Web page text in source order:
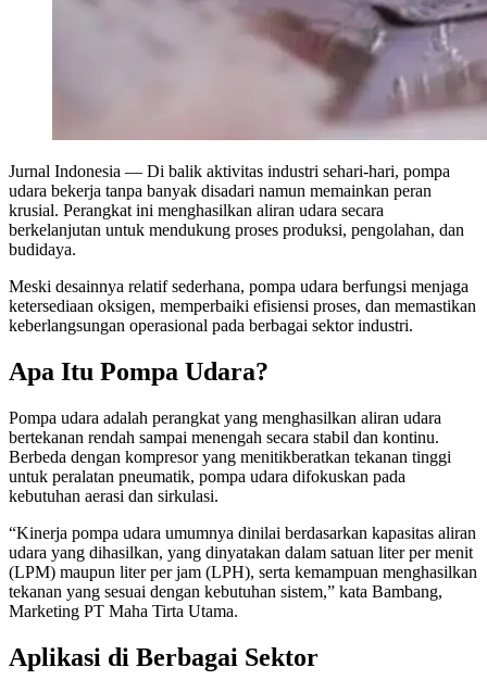
Jurnal Indonesia — Di balik aktivitas industri sehari-hari, pompa
udara bekerja tanpa banyak disadari namun memainkan peran
krusial. Perangkat ini menghasilkan aliran udara secara
berkelanjutan untuk mendukung proses produksi, pengolahan, dan
budidaya.
Meski desainnya relatif sederhana, pompa udara berfungsi menjaga
ketersediaan oksigen, memperbaiki efisiensi proses, dan memastikan
keberlangsungan operasional pada berbagai sektor industri.
Apa Itu Pompa Udara?
Pompa udara adalah perangkat yang menghasilkan aliran udara
bertekanan rendah sampai menengah secara stabil dan kontinu.
Berbeda dengan kompresor yang menitikberatkan tekanan tinggi
untuk peralatan pneumatik, pompa udara difokuskan pada
kebutuhan aerasi dan sirkulasi.
“Kinerja pompa udara umumnya dinilai berdasarkan kapasitas aliran
udara yang dihasilkan, yang dinyatakan dalam satuan liter per menit
(LPM) maupun liter per jam (LPH), serta kemampuan menghasilkan
tekanan yang sesuai dengan kebutuhan sistem,” kata Bambang,
Marketing PT Maha Tirta Utama.
Aplikasi di Berbagai Sektor